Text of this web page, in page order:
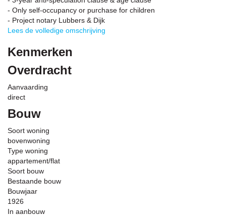
- Only self-occupancy or purchase for children
- Project notary Lubbers & Dijk
Lees de volledige omschrijving
Kenmerken
Overdracht
Aanvaarding
direct
Bouw
Soort woning
bovenwoning
Type woning
appartement/flat
Soort bouw
Bestaande bouw
Bouwjaar
1926
In aanbouw